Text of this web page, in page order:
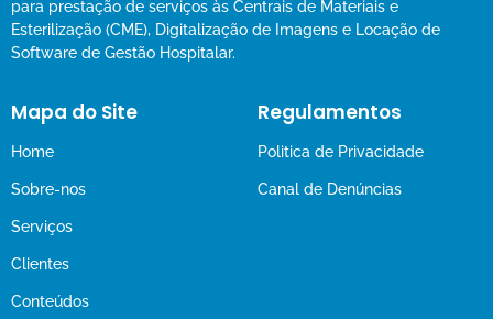
para prestação de serviços às Centrais de Materiais e
Esterilização (CME), Digitalização de Imagens e Locação de
Software de Gestão Hospitalar.
Mapa do Site
Home
Sobre-nos
Serviços
Clientes
Conteúdos
Regulamentos
Politica de Privacidade
Canal de Denúncias